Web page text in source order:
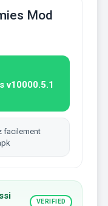
Mod
v10000.5.1
facilement
VERIFIED